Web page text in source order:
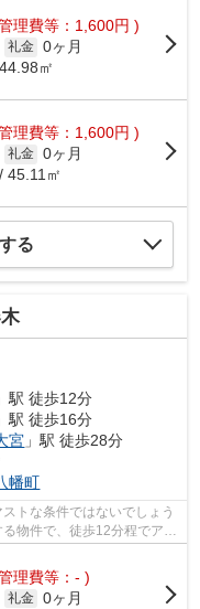
理費等：1,600円 )
礼金 0ヶ月
㎡
理費等：1,600円 )
礼金 0ヶ月
45.11㎡
る
」駅 徒歩12分
」駅 徒歩16分
宮 」駅 徒歩28分
幡町
トな条件ではないでしょう
物件で、徒歩12分程でアク
理費等：- )
礼金 0ヶ月